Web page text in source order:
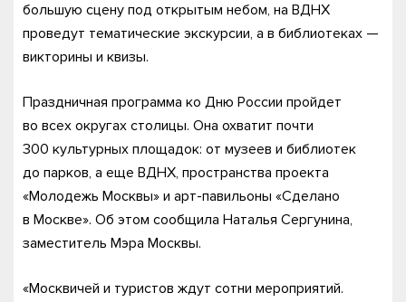
большую сцену под открытым небом, на ВДНХ
проведут тематические экскурсии, а в библиотеках —
викторины и квизы.
Праздничная программа ко Дню России пройдет
во всех округах столицы. Она охватит почти
300 культурных площадок: от музеев и библиотек
до парков, а еще ВДНХ, пространства проекта
«Молодежь Москвы» и арт-павильоны «Сделано
в Москве». Об этом сообщила Наталья Сергунина,
заместитель Мэра Москвы.
«Москвичей и туристов ждут сотни мероприятий.